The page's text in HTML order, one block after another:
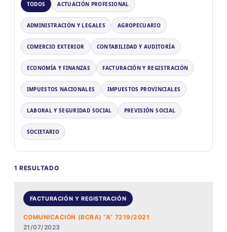
TODOS ACTUACIÓN PROFESIONAL
ADMINISTRACIÓN Y LEGALES AGROPECUARIO
COMERCIO EXTERIOR CONTABILIDAD Y AUDITORÍA
ECONOMÍA Y FINANZAS FACTURACIÓN Y REGISTRACIÓN
IMPUESTOS NACIONALES IMPUESTOS PROVINCIALES
LABORAL Y SEGURIDAD SOCIAL PREVISIÓN SOCIAL
SOCIETARIO
1 RESULTADO
FACTURACIÓN Y REGISTRACIÓN
COMUNICACIÓN (BCRA) “A” 7219/2021
21/07/2023